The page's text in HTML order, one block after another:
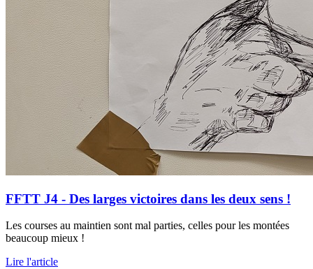
FFTT J4 - Des larges victoires dans les deux sens !
Les courses au maintien sont mal parties, celles pour les montées
beaucoup mieux !
Lire l'article